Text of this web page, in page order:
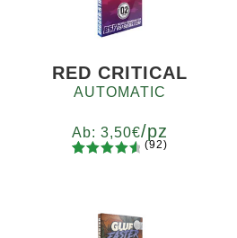
RED CRITICAL
AUTOMATIC
Ab: 3,50€/pz
basierend
(92)